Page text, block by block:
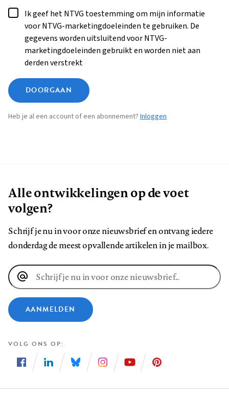
Ik geef het NTVG toestemming om mijn informatie
voor NTVG-marketingdoeleinden te gebruiken. De
gegevens worden uitsluitend voor NTVG-
marketingdoeleinden gebruikt en worden niet aan
derden verstrekt
DOORGAAN
Heb je al een account of een abonnement? Inloggen
Alle ontwikkelingen op de voet
volgen?
Schrijf je nu in voor onze nieuwsbrief en ontvang iedere
donderdag de meest opvallende artikelen in je mailbox.
E-
mailadres
AANMELDEN
VOLG ONS OP
ons
ons
ons
ons
ons
ons